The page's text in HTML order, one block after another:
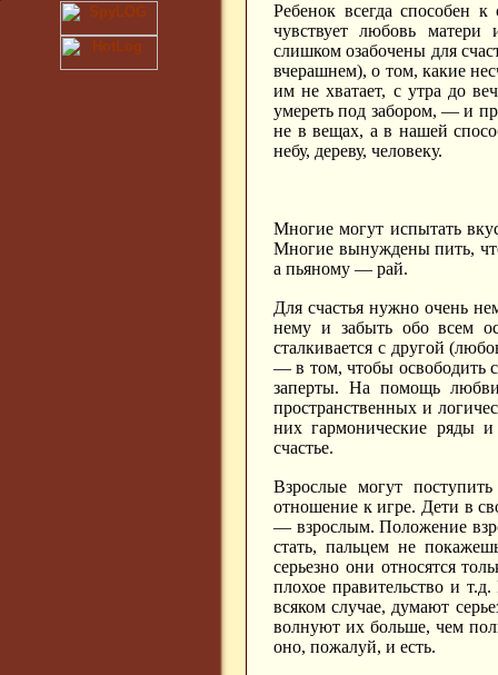
Ребенок всегда способен к
чувствует любовь
слишком озабочены для
вчерашнем), о том, какие
им не хватает, с утра до
умереть под забором, — и
не в вещах, а в нашей
небу, дереву, человеку.
Многие могут испытать
Многие вынуждены пить,
а пьяному — рай.
Для счастья нужно очень
нему и забыть обо всем
сталкивается с другой
— в том, чтобы освободить
заперты. На помощь
пространственных и
них гармонические ряды и
счастье.
Взрослые могут
отношение к игре. Дети в
— взрослым. Положение
стать, пальцем не
серьезно они относятся
плохое правительство и
всяком случае, думают
волнуют их больше, чем
оно, пожалуй, и есть.